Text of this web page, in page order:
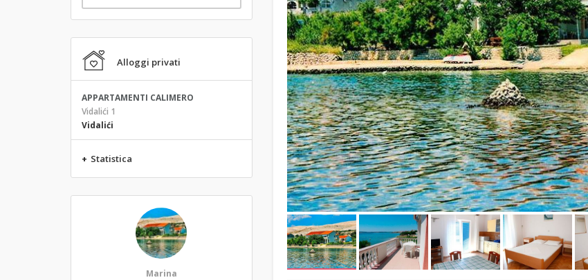
Alloggi privati
APPARTAMENTI CALIMERO
Vidalići 1
Vidalići
+ Statistica
Marina